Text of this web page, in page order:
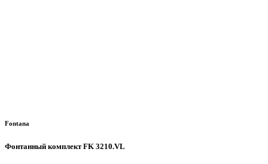
Fontana
Фонтанный комплект FK 3210.VL